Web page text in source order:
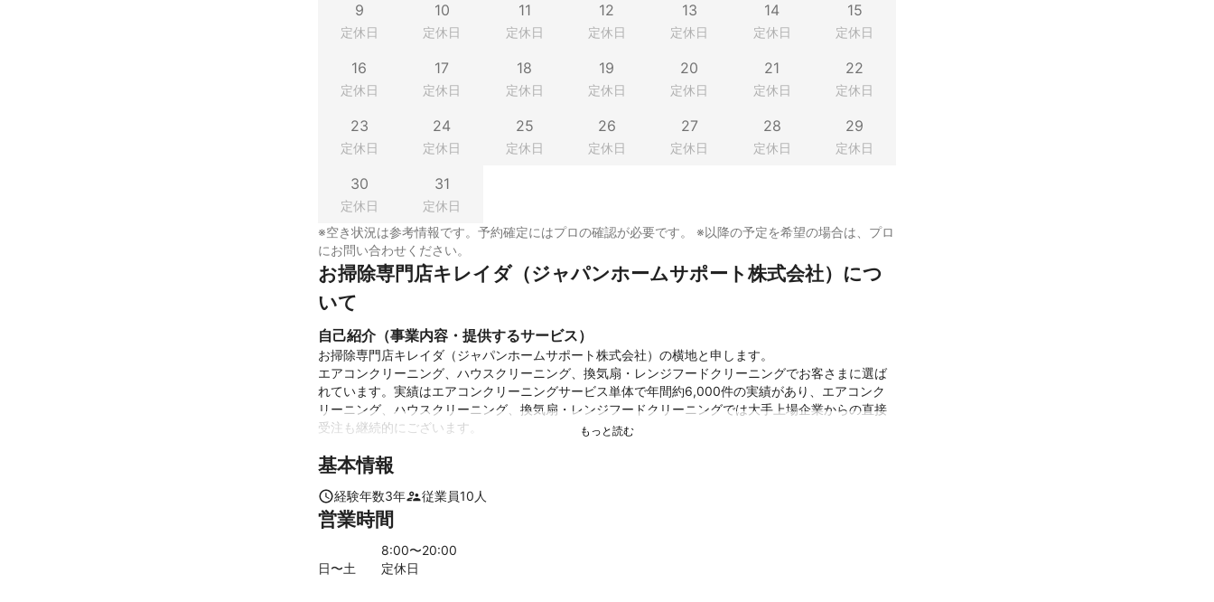
9
定休日
10
定休日
11
定休日
12
定休日
13
定休日
14
定休日
15
定休日
16
定休日
17
定休日
18
定休日
19
定休日
20
定休日
21
定休日
22
定休日
23
定休日
24
定休日
25
定休日
26
定休日
27
定休日
28
定休日
29
定休日
30
定休日
31
定休日
※空き状況は参考情報です。予約確定にはプロの確認が必要です。 ※以降の予定を希望の場合は、プロ
にお問い合わせください。
お掃除専門店キレイダ（ジャパンホームサポート株式会社）につ
いて
自己紹介（事業内容・提供するサービス）
お掃除専門店キレイダ（ジャパンホームサポート株式会社）の横地と申します。
エアコンクリーニング、ハウスクリーニング、換気扇・レンジフードクリーニングでお客さまに選ば
れています。実績はエアコンクリーニングサービス単体で年間約6,000件の実績があり、エアコンク
リーニング、ハウスクリーニング、換気扇・レンジフードクリーニングでは大手上場企業からの直接
受注も継続的にございます。
弊社はお客様のことを常に一番に考え、顧客満足度を追求したサービスを行っております。満足いた
す。清潔感のあるスタッフがお伺いしますのでご安心してご依頼くださいませ。お客様に信頼される
ハウスクリーニングサービスを提供し続けることをお約束いたします。どうぞよろしくお願いいたし
これまでの実績
エアコンクリーニングサービスで年間約6,000件の実績が御座います(福岡/東京)。安心・信頼のサー
基本情報
経験年数3年 従業員10 人
営業時間
8:00〜20:00
日〜土
定休日